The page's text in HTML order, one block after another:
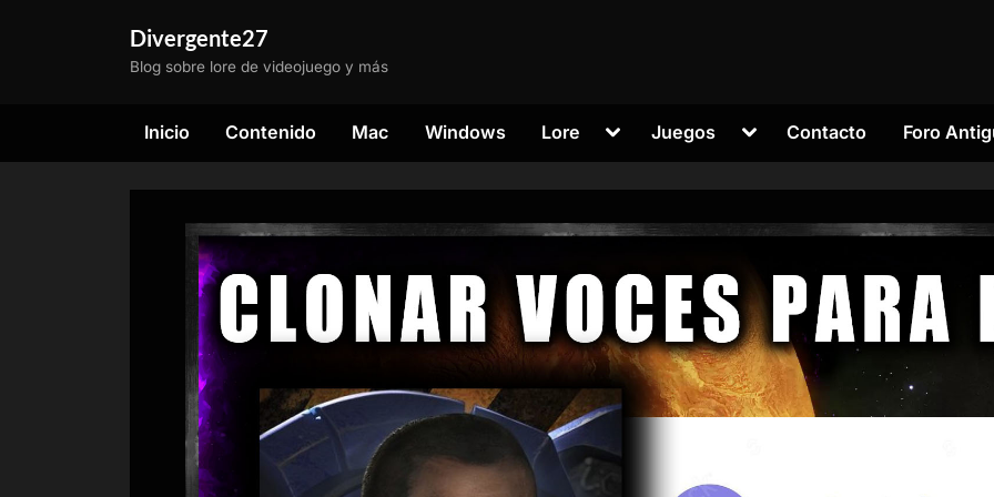
Divergente27
Blog sobre lore de videojuego y más
Inicio Contenido Mac Windows Lore
Alternar
submenú
Juegos
AlternarContacto Foro